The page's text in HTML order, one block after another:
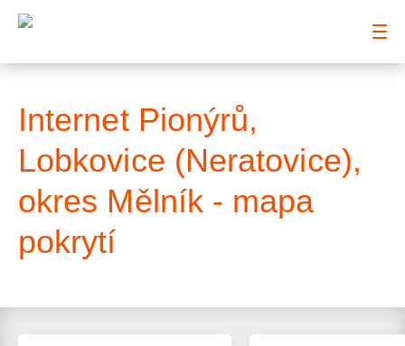
Internet Pionýrů,
Lobkovice (Neratovice),
okres Mělník - mapa
pokrytí
: Mapa pokrytí ulice